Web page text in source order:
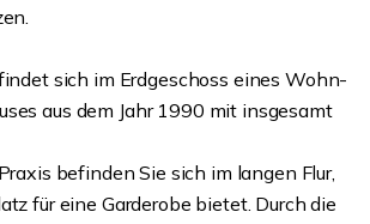
sich im Erdgeschoss eines Wohn-
aus dem Jahr 1990 mit insgesamt
befinden Sie sich im langen Flur,
für eine Garderobe bietet. Durch die